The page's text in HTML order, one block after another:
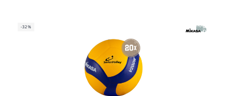
-32%
GRATIS
IN DE